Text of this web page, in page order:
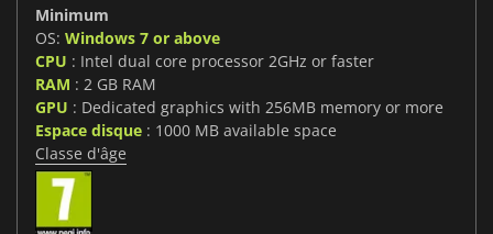
Minimum
OS: Windows 7 or above
CPU : Intel dual core processor 2GHz or faster
RAM : 2 GB RAM
GPU : Dedicated graphics with 256MB memory or more
Espace disque : 1000 MB available space
Classe d'âge